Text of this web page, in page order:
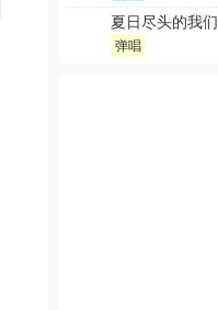
夏日尽头的我们
弹唱